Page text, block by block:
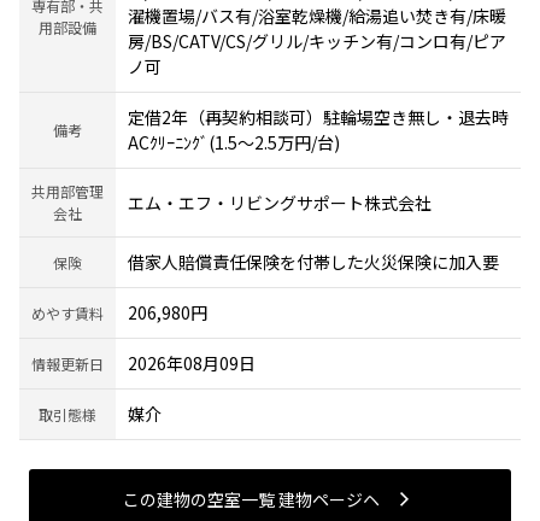
専有部・共
用部設備
濯機置場/バス有/浴室乾燥機/給湯追い焚き有/床暖
房/BS/CATV/CS/グリル/キッチン有/コンロ有/ピア
ノ可
備考
定借2年（再契約相談可）駐輪場空き無し・退去時
ACｸﾘｰﾆﾝｸﾞ(1.5～2.5万円/台)
共用部管理
会社
エム・エフ・リビングサポート株式会社
保険 借家人賠償責任保険を付帯した火災保険に加入要
めやす賃料 206,980円
情報更新日 2026年08月09日
取引態様 媒介
この建物の空室一覧 建物ページヘ